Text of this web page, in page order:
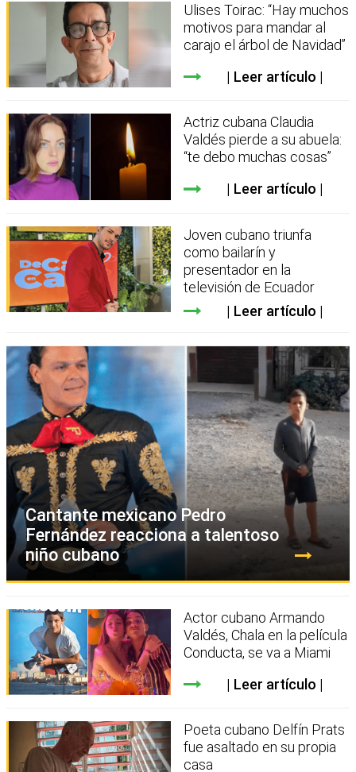
Ulises Toirac: “Hay muchos
motivos para mandar al
carajo el árbol de Navidad”
Leer artículo
Actriz cubana Claudia
Valdés pierde a su abuela:
“te debo muchas cosas”
Leer artículo
Joven cubano triunfa
como bailarín y
presentador en la
televisión de Ecuador
Leer artículo
Cantante mexicano Pedro
Fernández reacciona a talentoso
niño cubano
Actor cubano Armando
Valdés, Chala en la película
Conducta, se va a Miami
Leer artículo
Poeta cubano Delfín Prats
fue asaltado en su propia
casa